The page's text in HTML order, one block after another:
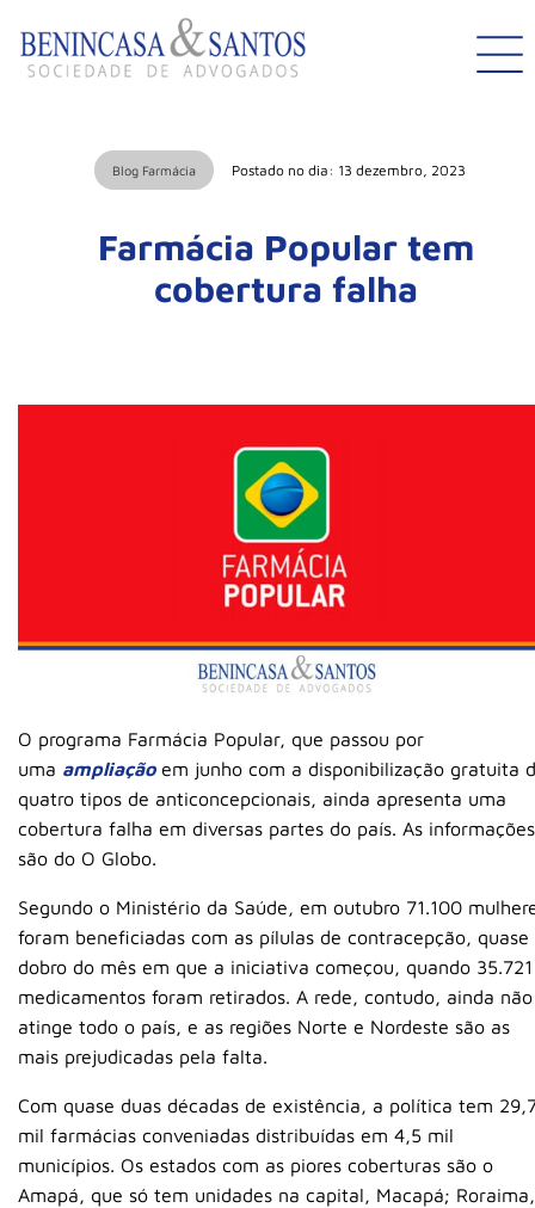
Blog Farmácia Postado no dia: 13 dezembro, 2023
Farmácia Popular tem
cobertura falha
O programa Farmácia Popular, que passou por
uma ampliaçãoem junho com a disponibilização gratuita
quatro tipos de anticoncepcionais, ainda apresenta uma
cobertura falha em diversas partes do país. As informações
são do O Globo.
Segundo o Ministério da Saúde, em outubro 71.100
foram beneficiadas com as pílulas de contracepção, quase
dobro do mês em que a iniciativa começou, quando 35.721
medicamentos foram retirados. A rede, contudo, ainda não
atinge todo o país, e as regiões Norte e Nordeste são as
mais prejudicadas pela falta.
Com quase duas décadas de existência, a política tem
mil farmácias conveniadas distribuídas em 4,5 mil
municípios. Os estados com as piores coberturas são o
Amapá, que só tem unidades na capital, Macapá; Roraima,